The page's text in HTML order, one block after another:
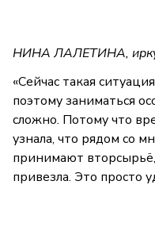
НИНА ЛАЛЕТИНА,
«Сейчас такая
поэтому заниматься
сложно. Потому что
узнала, что рядом со
принимают вторсырьё,
привезла. Это просто